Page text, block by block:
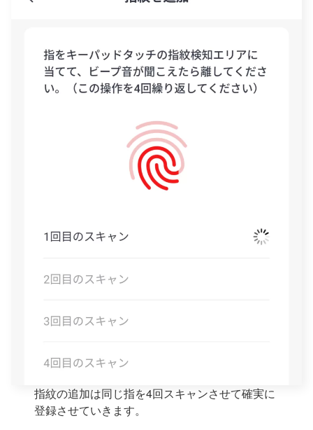
指紋の追加は同じ指を4回スキャンさせて確実に
登録させていきます。